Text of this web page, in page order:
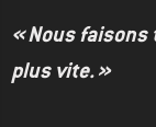
« Nous
plus vite. »